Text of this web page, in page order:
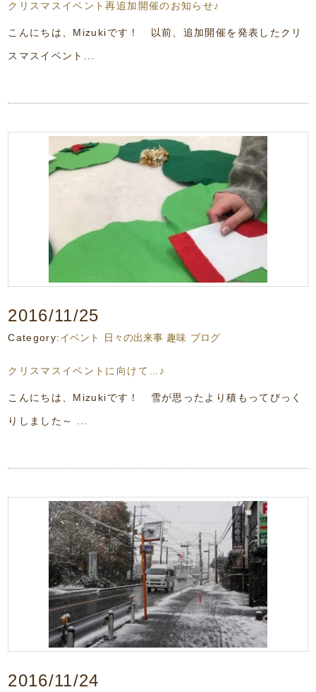
クリスマスイベント再追加開催のお知らせ♪
こんにちは、Mizukiです！ 以前、追加開催を発表したクリ
スマスイベント...
2016/11/25
Category: イベント 日々の出来事 趣味 ブログ
クリスマスイベントに向けて…♪
こんにちは、Mizukiです！ 雪が思ったより積もってびっく
りしました～ ...
2016/11/24